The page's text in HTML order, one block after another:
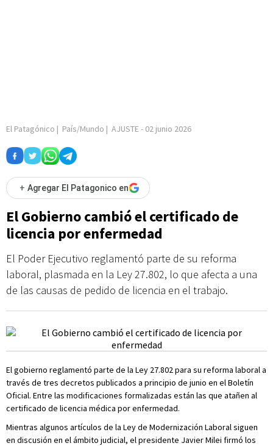
El Patagónico | País/Mundo | AJUSTE- 02 junio 2026
+ Agregar El Patagonico en
El Gobierno cambió el certificado de
licencia por enfermedad
El Poder Ejecutivo reglamentó parte de su reforma
laboral, plasmada en la Ley 27.802, lo que afecta a una
de las causas de pedido de licencia en el trabajo.
El gobierno reglamentó parte de la Ley 27.802 para su reforma laboral a
través de tres decretos publicados a principio de junio en el Boletín
Oficial. Entre las modificaciones formalizadas están las que atañen al
certificado de licencia médica por enfermedad.
Mientras algunos artículos de la Ley de Modernización Laboral siguen
en discusión en el ámbito judicial, el presidente Javier Milei firmó los